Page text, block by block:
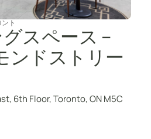
ント
スペース –
ンドストリー
6th Floor, Toronto, ON M5C